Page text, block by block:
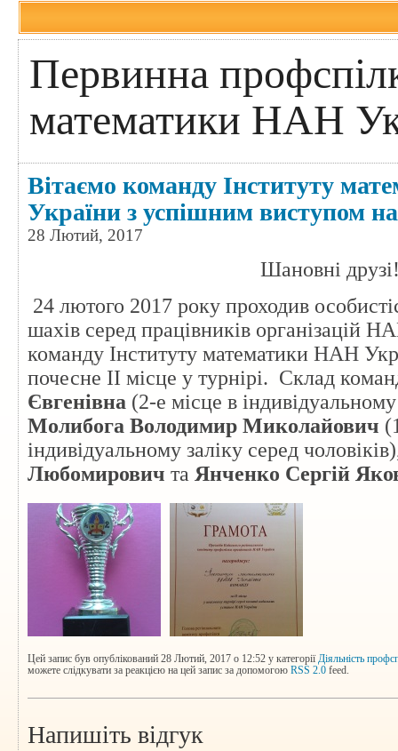
Первинна
математики НАН
Вітаємо команду Інституту
України з успішним виступом
28 Лютий, 2017
Шановні
24 лютого 2017 року проходив
шахів серед працівників організацій
команду Інституту математики НАН
почесне ІІ місце у турнірі. Склад
Євгенівна (2-е місце в
Молибога Володимир Миколайович
індивідуальному заліку серед
Любомирович та Янченко Сергій
Цей запис був опублікований 28 Лютий, 2017 о 12:52 у категоріїДіяльність
можете слідкувати за реакцією на цей запис за допомогою RSS 2.0 feed.
Напишіть відгук